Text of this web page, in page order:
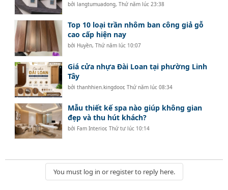
bởilangtumuadong,Thứ năm lúc 23:38
Top 10 loại trần nhôm ban công giả gỗ
cao cấp hiện nay
bởi Huyền,Thứ năm lúc 10:07
Giá cửa nhựa Đài Loan tại phường Linh
Tây
bởithanhhien.kingdoor,Thứ năm lúc 08:34
Mẫu thiết kế spa nào giúp không gian
đẹp và thu hút khách?
bởi Fam Interior,Thứ tư lúc 10:14
You must log in or register to reply here.